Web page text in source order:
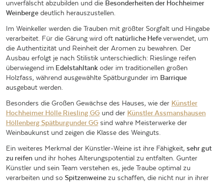
unverfälscht abzubilden und die Besonderheiten der Hochheimer
Weinberge deutlich herauszustellen.
Im Weinkeller werden die Trauben mit größter Sorgfalt und Hingabe
verarbeitet. Für die Gärung wird oft natürliche Hefeverwendet, um
die Authentizität und Reinheit der Aromen zu bewahren. Der
Ausbau erfolgt je nach Stilistik unterschiedlich: Rieslinge reifen
überwiegend im Edelstahltank oder im traditionellen großen
Holzfass, während ausgewählte Spätburgunder im Barrique
ausgebaut werden.
Besonders die Großen Gewächse des Hauses, wie der Künstler
Hochheimer Hölle Riesling GG und der Künstler Assmanshausen
Höllenberg Spätburgunder GG sind wahre Meisterwerke der
Weinbaukunst und zeigen die Klasse des Weinguts.
Ein weiteres Merkmal der Künstler-Weine ist ihre Fähigkeit, sehr gut
zu reifen und ihr hohes Alterungspotential zu entfalten. Gunter
Künstler und sein Team verstehen es, jede Traube optimal zu
verarbeiten und so Spitzenweine zu schaffen, die nicht nur in ihrer